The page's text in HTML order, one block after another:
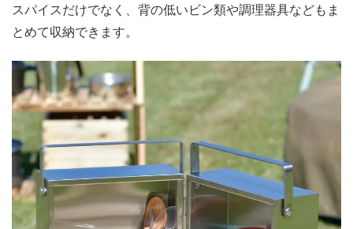
スパイスだけでなく、背の低いビン類や調理器具などもま
とめて収納できます。